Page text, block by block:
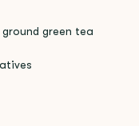
green tea